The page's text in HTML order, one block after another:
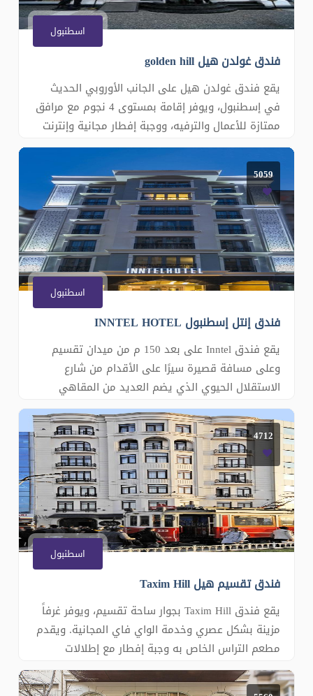
اسطنبول
فندق غولدن هيل golden hill
يقع فندق غولدن هيل على الجانب الأوروبي الحديث
في إسطنبول، ويوفر إقامة بمستوى 4 نجوم مع مرافق
ممتازة للأعمال والترفيه، ووجبة إفطار مجانية وإنترنت
لاسلكي مجاني. يعد فندق غولدن هيل خيار عظيم
للإقامة خلال زيارتكم سواء للضيوف المسافرين بغرض
للأعمال أو الترفيه، والذين يرغبون في إقامة ذات جودة
عالية بأسعا
5059
اسطنبول
فندق إنتل إسطنبول INNTEL HOTEL
يقع فندق Inntel على بعد 150 م من ميدان تقسيم
وعلى مسافة قصيرة سيرًا على الأقدام من شارع
الاستقلال الحيوي الذي يضم العديد من المقاهي
والمطاعم والمراكز التجارية والمعارض الفنية. يحتوي
مكان الإقامة على تراس مع إطلالة على المدينة.
وتتوفر خدمة الواي فاي المجانية في جميع المناطق.
تتميز الوحدات العصرية في فن�
4712
اسطنبول
فندق تقسيم هيل Taxim Hill
يقع فندق Taxim Hill بجوار ساحة تقسيم، ويوفر غرفاً
مزينة بشكل عصري وخدمة الواي فاي المجانية. ويقدم
مطعم التراس الخاص به وجبة إفطار مع إطلالات
بانورامية على مضيق البوسفور. وتبعد محطة تقسيم
لمترو الأنفاق مسافة دقيقة واحدة فقط سيراً على